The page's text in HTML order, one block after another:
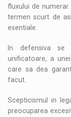
fluxului de
termen scurt de
esentiale.
In defensiva se
unificatoare, a
care sa dea
facut.
Scepticismul in
preocuparea